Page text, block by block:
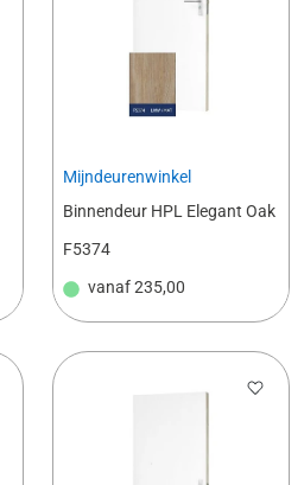
Mijndeurenwinkel
Binnendeur HPL Elegant Oak
F5374
vanaf235,00